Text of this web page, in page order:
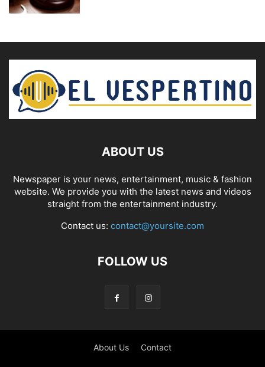
ABOUT US
Newspaper is your news, entertainment, music & fashion
website. We provide you with the latest news and videos
straight from the entertainment industry.
Contact us: contact@yoursite.com
FOLLOW US
About Us Contact